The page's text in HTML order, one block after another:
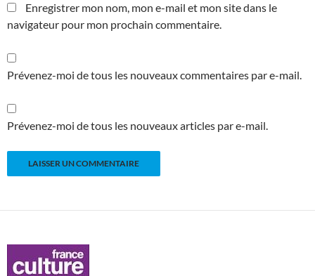
Enregistrer mon nom, mon e-mail et mon site dans le
navigateur pour mon prochain commentaire.
Prévenez-moi de tous les nouveaux commentaires par e-mail.
Prévenez-moi de tous les nouveaux articles par e-mail.